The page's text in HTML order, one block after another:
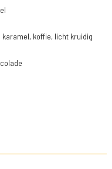
koffie, licht kruidig